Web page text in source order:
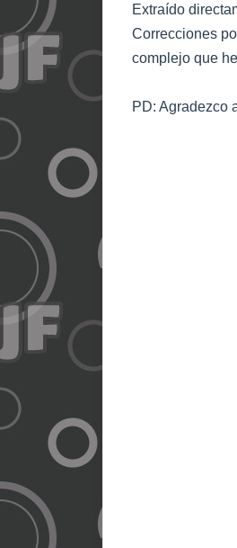
Extraído
Correcciones
complejo que
PD: Agradezco